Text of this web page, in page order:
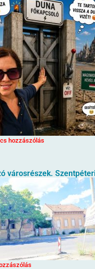
hozzászólás
városrészek.